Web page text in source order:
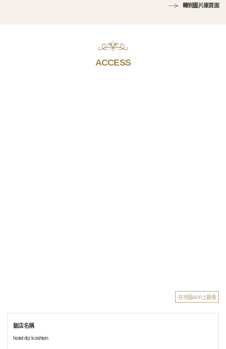
轉到圖片庫頁面
ACCESS
在地圖APP上觀看
飯店名稱
hotel ritz koshien